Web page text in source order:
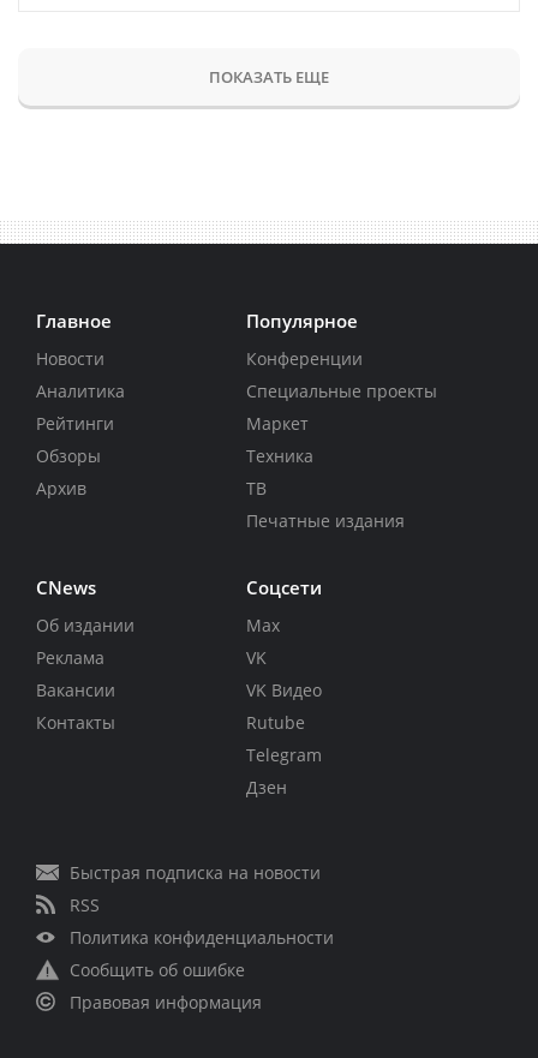
ПОКАЗАТЬ ЕЩЕ
Главное
Новости
Аналитика
Рейтинги
Обзоры
Архив
Популярное
Конференции
Специальные проекты
Маркет
Техника
ТВ
Печатные издания
CNews
Об издании
Реклама
Вакансии
Контакты
Соцсети
Max
VK
VK Видео
Rutube
Telegram
Дзен
Быстрая подписка на новости
RSS
Политика конфиденциальности
Сообщить об ошибке
Правовая информация